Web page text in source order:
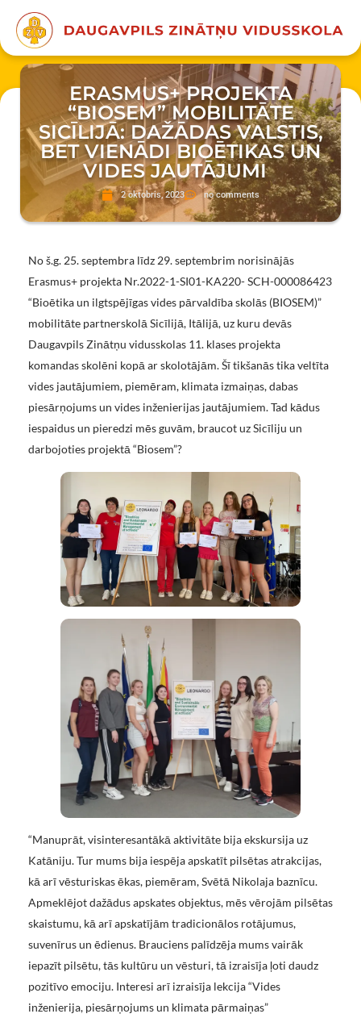
ERASMUS+ PROJEKTA
“BIOSEM” MOBILITĀTE
SICĪLIJĀ: DAŽĀDAS VALSTIS,
BET VIENĀDI BIOĒTIKAS UN
VIDES JAUTĀJUMI
2 oktobris, 2023 no comments
No š.g. 25. septembra līdz 29. septembrim norisinājās
Erasmus+ projekta Nr.2022-1-SI01-KA220- SCH-000086423
“Bioētika un ilgtspējīgas vides pārvaldība skolās (BIOSEM)”
mobilitāte partnerskolā Sicīlijā, Itālijā, uz kuru devās
Daugavpils Zinātņu vidusskolas 11. klases projekta
komandas skolēni kopā ar skolotājām. Šī tikšanās tika veltīta
vides jautājumiem, piemēram, klimata izmaiņas, dabas
piesārņojums un vides inženierijas jautājumiem. Tad kādus
iespaidus un pieredzi mēs guvām, braucot uz Sicīliju un
darbojoties projektā “Biosem”?
“Manuprāt, visinteresantākā aktivitāte bija ekskursija uz
Katāniju. Tur mums bija iespēja apskatīt pilsētas atrakcijas,
kā arī vēsturiskas ēkas, piemēram, Svētā Nikolaja baznīcu.
Apmeklējot dažādus apskates objektus, mēs vērojām pilsētas
skaistumu, kā arī apskatījām tradicionālos rotājumus,
suvenīrus un ēdienus. Brauciens palīdzēja mums vairāk
iepazīt pilsētu, tās kultūru un vēsturi, tā izraisīja ļoti daudz
pozitīvo emociju. Interesi arī izraisīja lekcija “Vides
inženierija, piesārņojums un klimata pārmaiņas”